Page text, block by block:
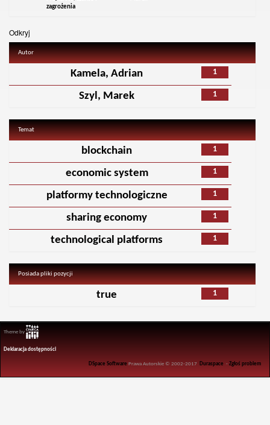
zagrożenia
Odkryj
Autor
1
Kamela, Adrian
1
Szyl, Marek
Temat
1
blockchain
1
economic system
1
platformy technologiczne
1
sharing economy
1
technological platforms
Posiada pliki pozycji
1
true
Theme by
Deklaracja dostępności
DSpace Software Prawa Autorskie © 2002-2017 Duraspace -Zgłoś problem